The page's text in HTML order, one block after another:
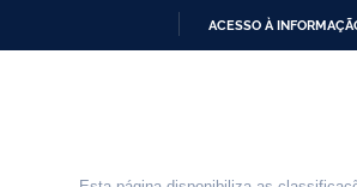
ACESSO À